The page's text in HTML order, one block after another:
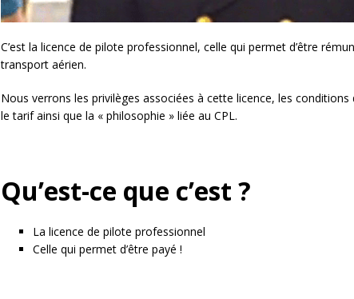
C’est la licence de pilote professionnel, celle qui permet d’être
transport aérien.
Nous verrons les privilèges associées à cette licence, les conditions
le tarif ainsi que la « philosophie » liée au CPL.
Qu’est-ce que c’est ?
La licence de pilote professionnel
Celle qui permet d’être payé !